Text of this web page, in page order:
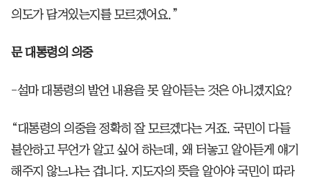
의도가 담겨있는지를 모르겠어요.”
문 대통령의 의중
-설마 대통령의 발언 내용을 못 알아듣는 것은 아니겠지요?
“대통령의 의중을 정확히 잘 모르겠다는 거죠. 국민이 다들
불안하고 무언가 알고 싶어 하는데, 왜 터놓고 알아듣게 얘기
해주지 않느냐는 겁니다. 지도자의 뜻을 알아야 국민이 따라